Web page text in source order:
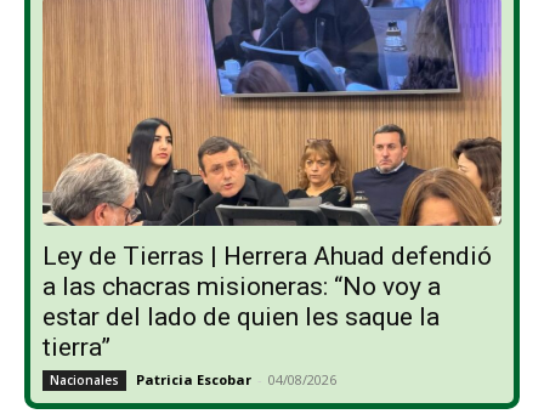
Ley de Tierras | Herrera Ahuad defendió
a las chacras misioneras: “No voy a
estar del lado de quien les saque la
tierra”
Nacionales Patricia Escobar - 04/08/2026